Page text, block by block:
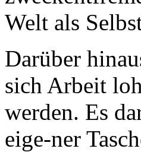
Welt als
Darüber
sich Arbeit
werden. Es
eige-ner